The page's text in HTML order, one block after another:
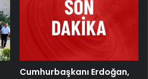
Cumhurbaşkanı Erdoğan,